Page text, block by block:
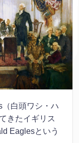
白頭ワシ・ハ
きたイギリス
Eaglesという